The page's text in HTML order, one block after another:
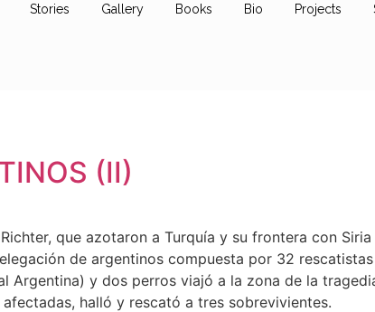
Stories Gallery Books Bio Projects
(II)
que azotaron a Turquía y su frontera con
de argentinos compuesta por 32
Argentina) y dos perros viajó a la zona de la
halló y rescató a tres sobrevivientes.